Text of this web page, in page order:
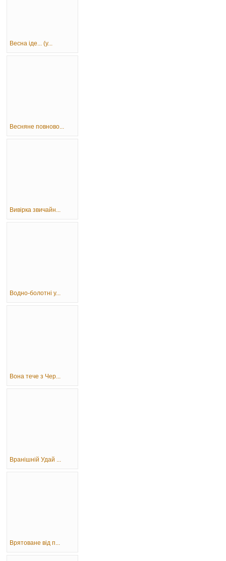
Весна іде... (у...
Весняне повново...
Вивірка звичайн...
Водно-болотні у...
Вона тече з Чер...
Вранішній Удай ...
Врятоване від п...